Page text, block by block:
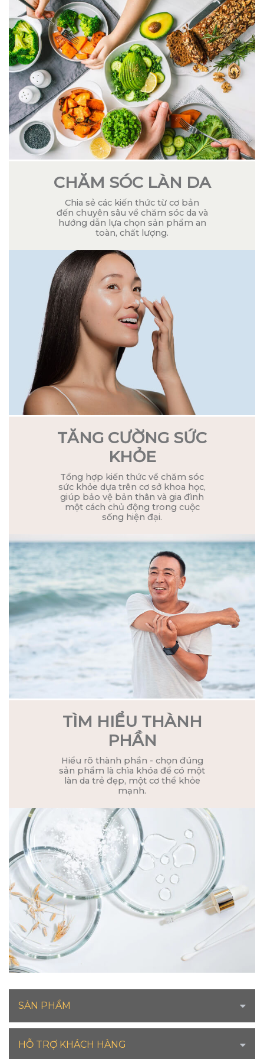
tế texture, ai
nên dùng
CHĂM SÓC LÀN DA
Chia sẻ các kiến thức từ cơ bản
đến chuyên sâu về chăm sóc da và
hướng dẫn lựa chọn sản phẩm an
toàn, chất lượng.
TĂNG CƯỜNG SỨC
KHỎE
Tổng hợp kiến thức về chăm sóc
sức khỏe dựa trên cơ sở khoa học,
giúp bảo vệ bản thân và gia đình
một cách chủ động trong cuộc
sống hiện đại.
TÌM HIỂU THÀNH
PHẦN
Hiểu rõ thành phần - chọn đúng
sản phẩm là chìa khóa để có một
làn da trẻ đẹp, một cơ thể khỏe
mạnh.
HỖ TRỢ KHÁCH HÀNG
SẢN PHẨM